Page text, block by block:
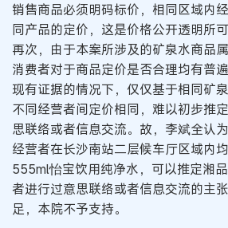
销售商品必须明码标价，相同区域内
同产品的定价，这是价格公开透明所
再次，由于本案所涉及的矿泉水商品
消费者对于商品定价是否合理均有普
现有证据的情况下，仅仅基于相同矿
不同经营者间定价相同，难以初步推
思联络或者信息交流。故，李斌全认
经营者在长沙南站二层候车厅区域内
555ml怡宝饮用纯净水，可以推定湘
者进行过意思联络或者信息交流的主
足，本院不予支持。